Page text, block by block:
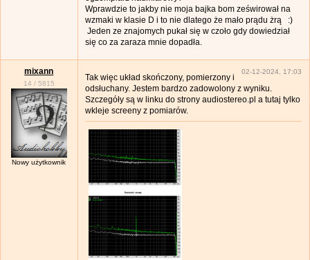
Wprawdzie to jakby nie moja bajka bom ześwirował na
wzmaki w klasie D i to nie dlatego że mało prądu żrą :)
Jeden ze znajomych pukał się w czoło gdy dowiedział
się co za zaraza mnie dopadła.
mixann
14 / 5815
Nowy użytkownik
02-12-2024, 17:03
Tak więc układ skończony, pomierzony i
odsłuchany. Jestem bardzo zadowolony z wyniku.
Szczegóły są w linku do strony audiostereo.pl a tutaj tylko
wkleje screeny z pomiarów.